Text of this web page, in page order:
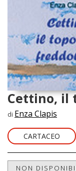
Cettino, il
di Enza Clapis
CARTACEO
NON